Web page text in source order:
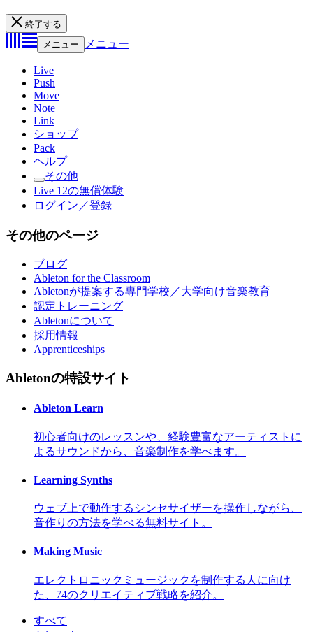
終了する
メニュー
メニュー
Live
Push
Move
Note
Link
ショップ
Pack
ヘルプ
その他
Live 12の無償体験
ログイン／登録
その他のページ
ブログ
Ableton for the Classroom
Abletonが提案する専門学校／大学向け音楽教育
認定トレーニング
Abletonについて
採用情報
Apprenticeships
Abletonの特設サイト
Ableton Learn
初心者向けのレッスンや、経験豊富なアーティストに
よるサウンドから、音楽制作を学べます。
Learning Synths
ウェブ上で動作するシンセサイザーを操作しながら、
音作りの方法を学べる無料サイト。
Making Music
エレクトロニックミュージックを制作する人に向け
た、74のクリエイティブ戦略を紹介。
すべて